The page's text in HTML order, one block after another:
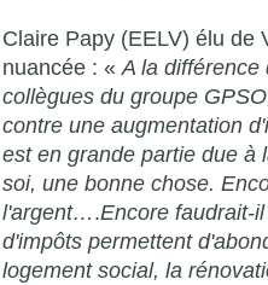
Claire Papy (EELV) élu de
nuancée : «A la différence
collègues du groupe
contre une augmentation
est en grande partie due à
soi, une bonne chose.
l'argent… .Encore faudrait-
d'impôts permettent
logement social, la